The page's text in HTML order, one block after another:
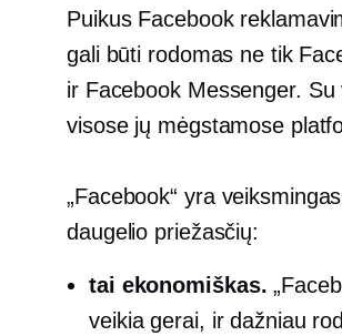
Puikus Facebook
gali būti rodomas ne tik
ir Facebook Messenger.
visose jų mėgstamose
„Facebook“ yra
daugelio priežasčių:
tai ekonomiškas.
veikia gerai, ir dažniau